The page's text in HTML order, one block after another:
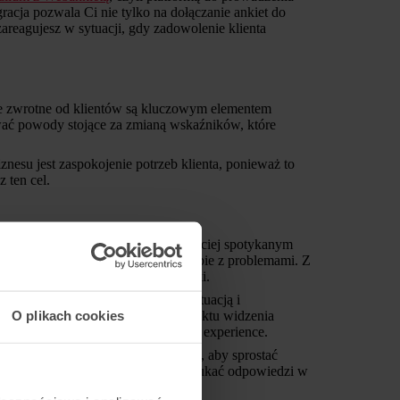
O plikach cookies
pozwala Ci nie tylko na dołączanie ankiet do
w sytuacji, gdy zadowolenie klienta
zwrotne od klientów są kluczowym elementem
powody stojące za zmianą wskaźników, które
jest zaspokojenie potrzeb klienta, ponieważ to
ten cel.
czas to zmienić! Najczęściej spotykanym
które pomagają poradzić sobie z problemami. Z
prośby o przekierowanie przesyłki.
poczucie większej kontroli nad sytuacją i
pytania. To samo jest zaletą z punktu widzenia
dostarczaniu lepszego customer experience.
lub dostosowują panele klienta, aby sprostać
Dzięki temu klienci, zamiast szukać odpowiedzi w